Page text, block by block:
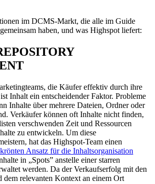
im DCMS-Markt, die alle im Guide
haben, und was Highspot liefert:
die Käufer effektiv durch ihre
Inhalt ein entscheidender Faktor. Probleme
Inhalte über mehrere Dateien, Ordner oder
Verkäufer können oft Inhalte nicht finden,
verschwenden Zeit und Ressourcen
zu entwickeln. Um diese
hat das Highspot-Team einen
Ansatz für die Inhaltsorganisation
in „Spots” anstelle einer starren
werden. Da der Verkaufserfolg mit den
dem relevanten Kontext an einem Ort